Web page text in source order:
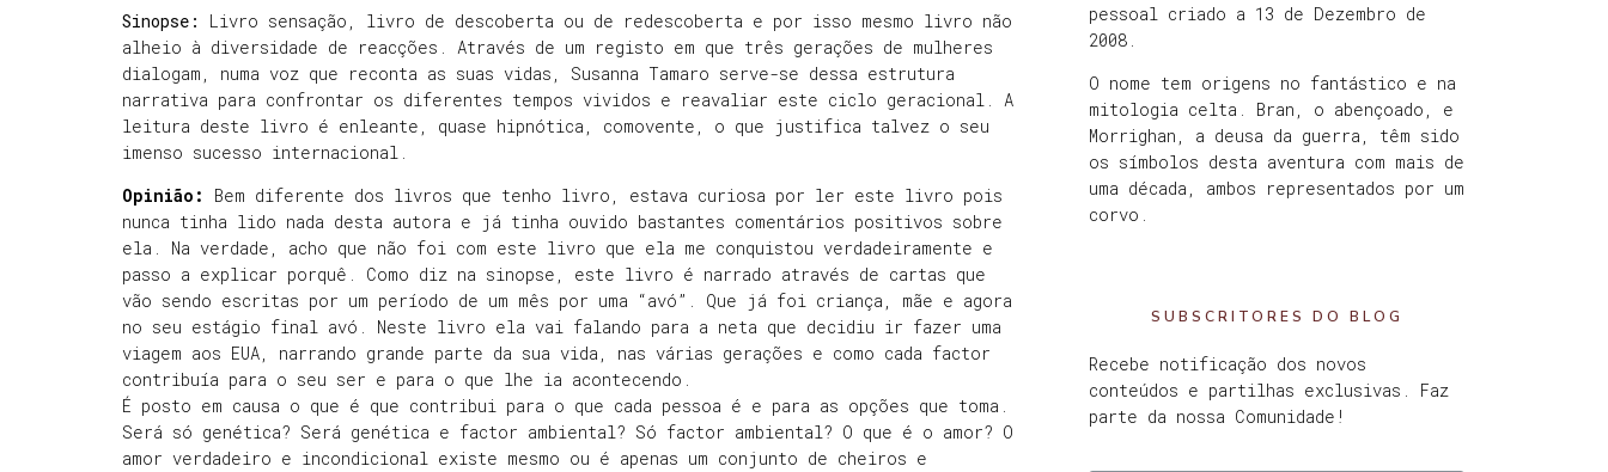
Sinopse:
Livro sensação, livro de descoberta ou de redescoberta e por isso mesmo livro não
alheio à diversidade de reacções. Através de um registo em que três gerações de mulheres
dialogam, numa voz que reconta as suas vidas, Susanna Tamaro serve-se dessa estrutura
narrativa para confrontar os diferentes tempos vividos e reavaliar este ciclo geracional. A
leitura deste livro é enleante, quase hipnótica, comovente, o que justifica talvez o seu
imenso sucesso internacional.
Opinião:
Bem diferente dos livros que tenho livro, estava curiosa por ler este livro pois
nunca tinha lido nada desta autora e já tinha ouvido bastantes comentários positivos sobre
ela. Na verdade, acho que não foi com este livro que ela me conquistou verdadeiramente e
passo a explicar porquê. Como diz na sinopse, este livro é narrado através de cartas que
vão sendo escritas por um período de um mês por uma “avó”. Que já foi criança, mãe e agora
no seu estágio final avó. Neste livro ela vai falando para a neta que decidiu ir fazer uma
viagem aos EUA, narrando grande parte da sua vida, nas várias gerações e como cada factor
contribuía para o seu ser e para o que lhe ia acontecendo.
É posto em causa o que é que contribui para o que cada pessoa é e para as opções que toma.
Será só genética? Será genética e factor ambiental? Só factor ambiental? O que é o amor? O
amor verdadeiro e incondicional existe mesmo ou é apenas um conjunto de cheiros e
pessoal criado a 13 de Dezembro de
2008.
O nome tem origens no fantástico e na
mitologia celta. Bran, o abençoado, e
Morrighan, a deusa da guerra, têm sido
os símbolos desta aventura com mais de
uma década, ambos representados por um
corvo.
SUBSCRITORES DO BLOG
Recebe notificação dos novos
conteúdos e partilhas exclusivas. Faz
parte da nossa Comunidade!